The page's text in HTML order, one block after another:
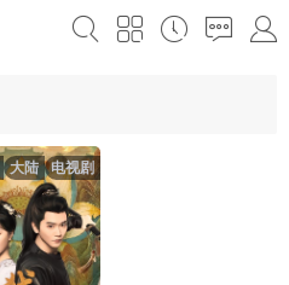
电视剧
大陆